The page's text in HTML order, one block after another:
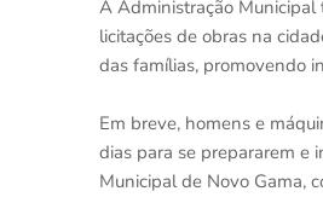
A Administração Municipal
licitações de obras na
das famílias, promovendo
Em breve, homens e
dias para se prepararem e
Municipal de Novo Gama,